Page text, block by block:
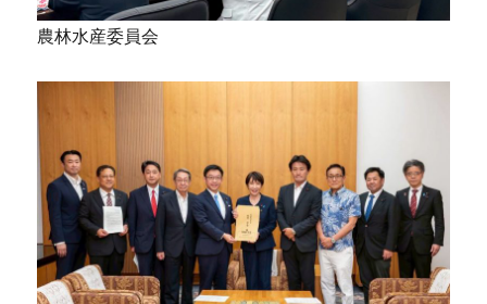
農林水産委員会